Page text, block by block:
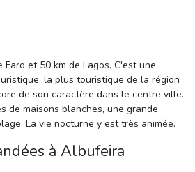
et 50 km de Lagos. C'est une
la plus touristique de la région
de son caractère dans le centre ville.
de maisons blanches, une grande
La vie nocturne y est très animée.
à Albufeira